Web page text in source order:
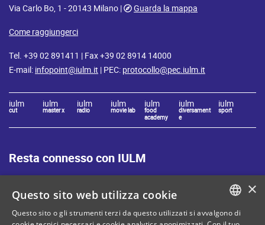
Via Carlo Bo, 1 - 20143 Milano |
Guarda la mappa
Come raggiungerci
Tel. +39 02 891411 | Fax +39 02 8914 14000
E-mail: infopoint@iulm.it | PEC: protocollo@pec.iulm.it
iulm
cut
iulm
master x
iulm
radio
iulm
movie lab
iulm
food
academy
iulm
diversament
e
iulm
sport
Resta connesso con IULM
ITALIAN
×
Questo sito web utilizza cookie
Questo sito o gli strumenti terzi da questo utilizzati si avvalgono di